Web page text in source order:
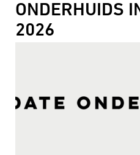
ONDERHUIDS
2026